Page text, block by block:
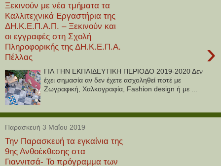
Ξεκινούν με νέα τμήματα τα
Καλλιτεχνικά Εργαστήρια της
ΔΗ.Κ.Ε.Π.Α.Π. – Ξεκινούν και
οι εγγραφές στη Σχολή
Πληροφορικής της ΔΗ.Κ.Ε.Π.Α.
Πέλλας
›
ΓΙΑ ΤΗΝ ΕΚΠΑΙΔΕΥΤΙΚΗ ΠΕΡΙΟΔΟ 2019-2020 Δεν
έχει σημασία αν δεν έχετε ασχοληθεί ποτέ με
Ζωγραφική, Χαλκογραφία, Fashion design ή με ...
Παρασκευή 3 Μαΐου 2019
Την Παρασκευή τα εγκαίνια της
9ης Ανθοέκθεσης στα
Γιαννιτσά- Το πρόγραμμα των